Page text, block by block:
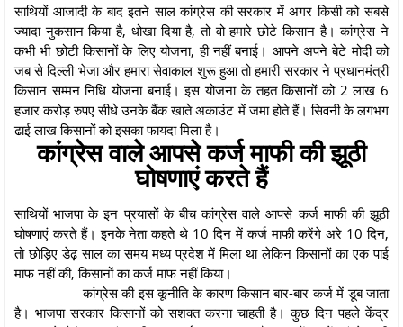
साथियों आजादी के बाद इतने साल कांग्रेस की सरकार में अगर किसी को सबसे
ज्यादा नुकसान किया है, धोखा दिया है, तो वो हमारे छोटे किसान है। कांग्रेस ने
कभी भी छोटी किसानों के लिए योजना, ही नहीं बनाई। आपने अपने बेटे मोदी को
जब से दिल्ली भेजा और हमारा सेवाकाल शुरू हुआ तो हमारी सरकार ने प्रधानमंत्री
किसान सम्मन निधि योजना बनाई। इस योजना के तहत किसानों को 2 लाख 6
हजार करोड़ रुपए सीधे उनके बैंक खाते अकाउंट में जमा होते हैं। सिवनी के लगभग
ढाई लाख किसानों को इसका फायदा मिला है।
कांग्रेस वाले आपसे कर्ज माफी की झूठी
घोषणाएं करते हैं
साथियों भाजपा के इन प्रयासों के बीच कांग्रेस वाले आपसे कर्ज माफी की झूठी
घोषणाएं करते हैं। इनके नेता कहते थे 10 दिन में कर्ज माफी करेंगे अरे 10 दिन,
तो छोड़िए डेढ़ साल का समय मध्य प्रदेश में मिला था लेकिन किसानों का एक पाई
माफ नहीं की, किसानों का कर्ज माफ नहीं किया।
कांग्रेस की इस कूनीति के कारण किसान बार-बार कर्ज में डूब जाता
है। भाजपा सरकार किसानों को सशक्त करना चाहती है। कुछ दिन पहले केंद्र